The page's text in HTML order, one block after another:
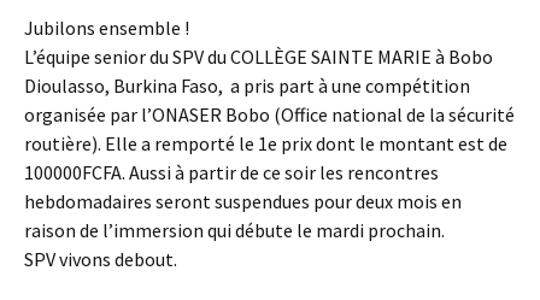
Jubilons ensemble !
L’équipe senior du SPV du COLLÈGE SAINTE MARIE à Bobo
Dioulasso, Burkina Faso, a pris part à une compétition
organisée par l’ONASER Bobo (Office national de la sécurité
routière). Elle a remporté le 1e prix dont le montant est de
100000FCFA. Aussi à partir de ce soir les rencontres
hebdomadaires seront suspendues pour deux mois en
raison de l’immersion qui débute le mardi prochain.
SPV vivons debout.